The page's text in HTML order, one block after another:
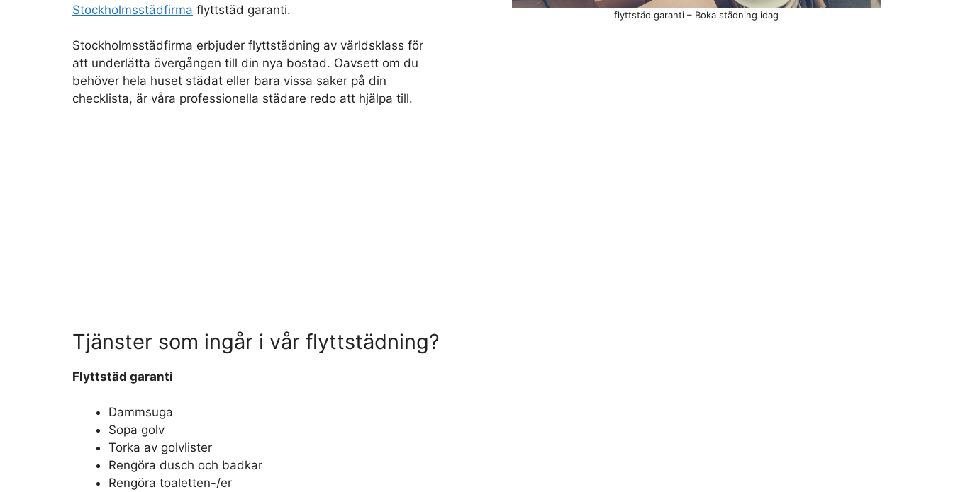
Stockholmsstädfirma flyttstäd garanti.
Stockholmsstädfirma erbjuder flyttstädning av världsklass för
att underlätta övergången till din nya bostad. Oavsett om du
behöver hela huset städat eller bara vissa saker på din
checklista, är våra professionella städare redo att hjälpa till.
Tjänster som ingår i vår flyttstädning?
Flyttstäd garanti
Dammsuga
Sopa golv
Torka av golvlister
Rengöra dusch och badkar
Rengöra toaletten-/er
flyttstäd garanti – Boka städning idag